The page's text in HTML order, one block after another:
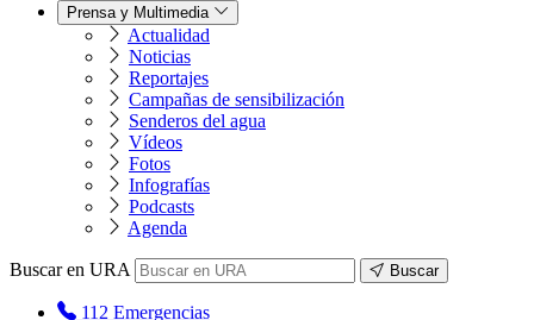
Prensa y Multimedia
Actualidad
Noticias
Reportajes
Campañas de sensibilización
Senderos del agua
Vídeos
Fotos
Infografías
Podcasts
Agenda
Buscar en URA Buscar
112 Emergencias